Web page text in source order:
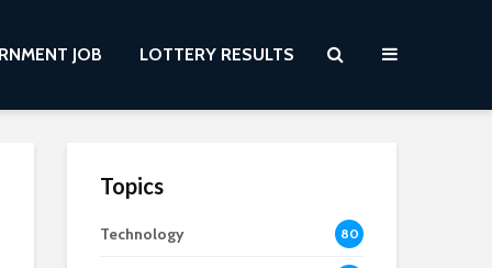
JOB LOTTERY RESULTS
Topics
Technology 80